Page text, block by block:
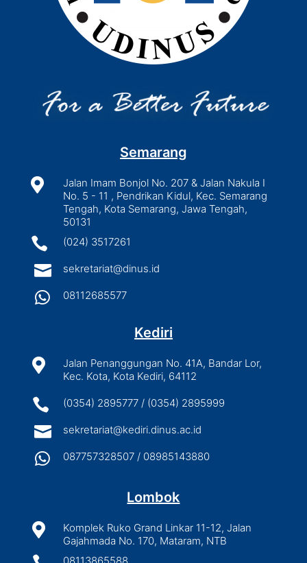
Semarang

Jalan Imam Bonjol No. 207 & Jalan Nakula I
No. 5 - 11 , Pendrikan Kidul, Kec. Semarang
Tengah, Kota Semarang, Jawa Tengah,
50131
 (024) 3517261
 sekretariat@dinus.id
 08112685577
Kediri

Jalan Penanggungan No. 41A, Bandar Lor,
Kec. Kota, Kota Kediri, 64112
 (0354) 2895777 / (0354) 2895999
 sekretariat@kediri.dinus.ac.id
 087757328507 / 08985143880
Lombok

Komplek Ruko Grand Linkar 11-12, Jalan
Gajahmada No. 170, Mataram, NTB
08113865588